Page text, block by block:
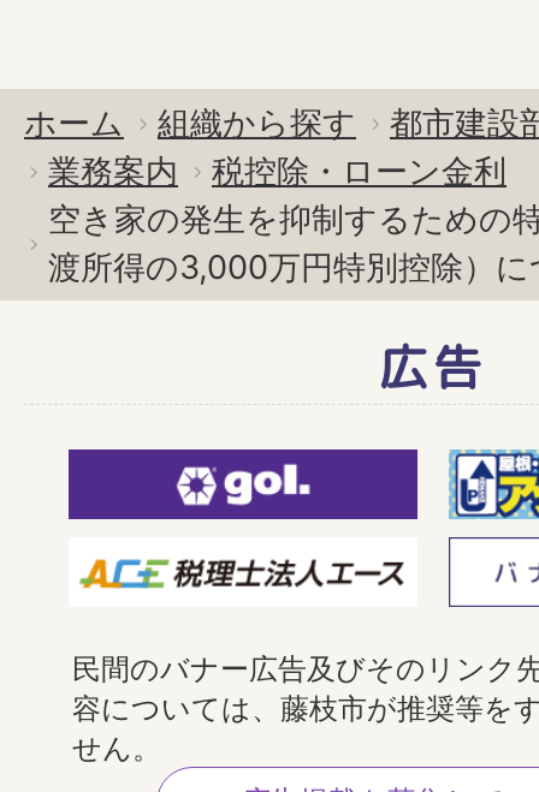
ホーム 組織から探す
都市建設
業務案内
税控除・ローン金利
空き家の発生を抑制するための
渡所得の3,000万円特別控除）
広告
民間のバナー広告及びそのリンク
容については、藤枝市が推奨等を
せん。